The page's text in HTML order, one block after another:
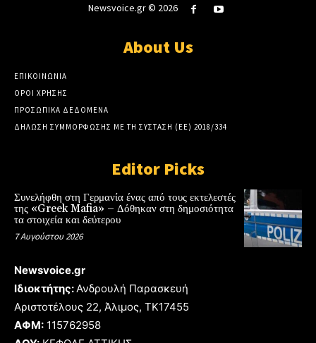
Newsvoice.gr © 2026
About Us
ΕΠΙΚΟΙΝΩΝΙΑ
ΟΡΟΙ ΧΡΗΣΗΣ
ΠΡΟΣΩΠΙΚΑ ΔΕΔΟΜΕΝΑ
ΔΗΛΩΣΗ ΣΥΜΜΟΡΦΩΣΗΣ ΜΕ ΤΗ ΣΥΣΤΑΣΗ (ΕΕ) 2018/334
Editor Picks
Συνελήφθη στη Γερμανία ένας από τους εκτελεστές
της «Greek Mafia» – Δόθηκαν στη δημοσιότητα
τα στοιχεία και δεύτερου
7 Αυγούστου 2026
Newsvoice.gr
Ιδιοκτήτης: Ανδρουλή Παρασκευή
Αριστοτέλους 22, Άλιμος, TK17455
ΑΦΜ: 115762958